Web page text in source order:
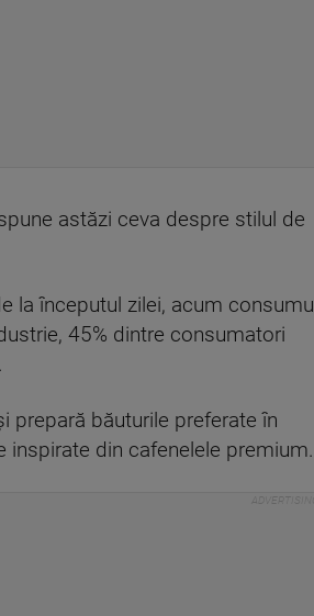
astăzi ceva despre stilul de
la începutul zilei, acum consumul
45% dintre consumatori
prepară băuturile preferate în
inspirate din cafenelele premium.